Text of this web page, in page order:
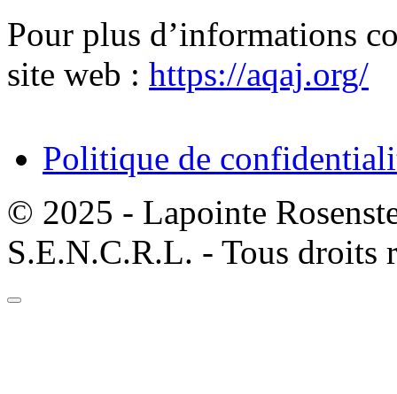
Pour plus d’informations
site web : https://aqaj.org/
Politique de
© 2025 - Lapointe
S.E.N.C.R.L. - Tous droits